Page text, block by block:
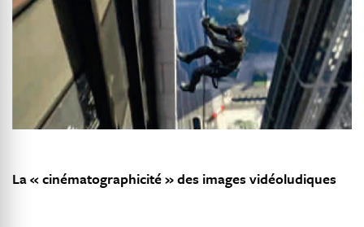
La « cinématographicité » des images vidéoludiques